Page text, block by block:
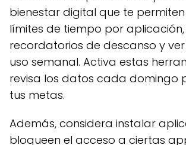
bienestar digital que te
límites de tiempo por
recordatorios de descanso y
uso semanal. Activa estas
revisa los datos cada domingo
tus metas.
Además, considera instalar
bloqueen el acceso a ciertas